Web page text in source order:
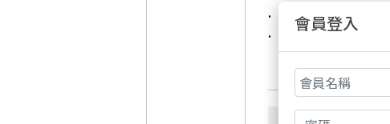
.
.
會員登入